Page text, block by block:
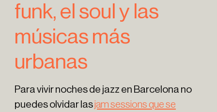
funk, el soul y las
músicas más
urbanas
Para vivir noches de jazz en Barcelona no
puedes olvidar lasjam sessions que se